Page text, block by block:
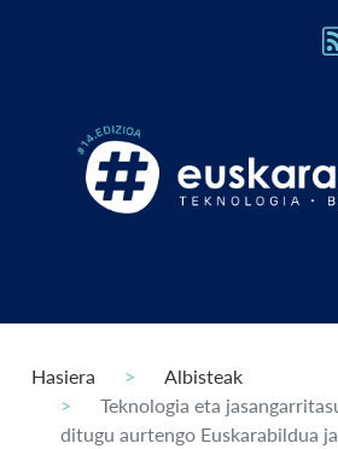
Hasiera
Albisteak
Teknologia eta
ditugu aurtengo Euskarabildua